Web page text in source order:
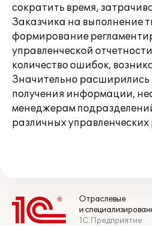
сократить время,
Заказчика на выполнение
формирование
управленческой
количество ошибок,
Значительно расширились
получения информации,
менеджерам
различных
Отраслевые
и
1С:Предприятие